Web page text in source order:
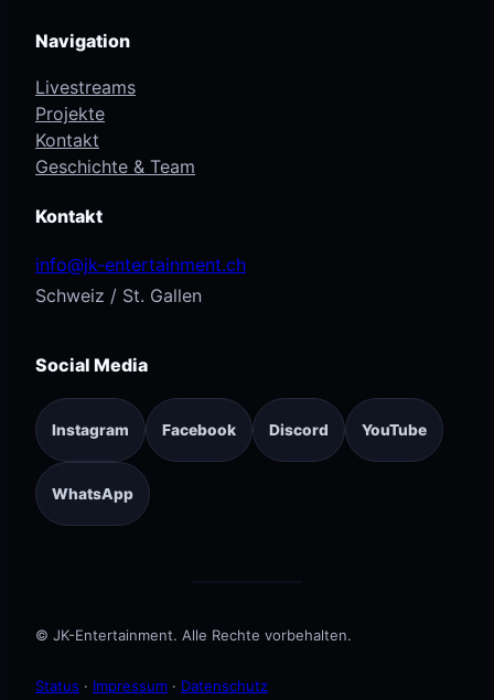
Navigation
Livestreams
Projekte
Kontakt
Geschichte & Team
Kontakt
info@jk-entertainment.ch
Schweiz / St. Gallen
Social Media
Instagram Facebook Discord YouTube
WhatsApp
© JK-Entertainment. Alle Rechte vorbehalten.
Status · Impressum · Datenschutz